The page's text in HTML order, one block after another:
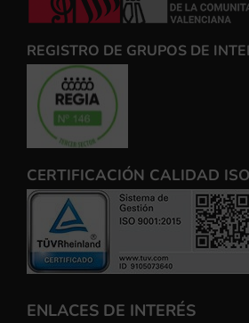
REGISTRO DE GRUPOS DE
CERTIFICACIÓN CALIDAD
ENLACES DE INTERÉS